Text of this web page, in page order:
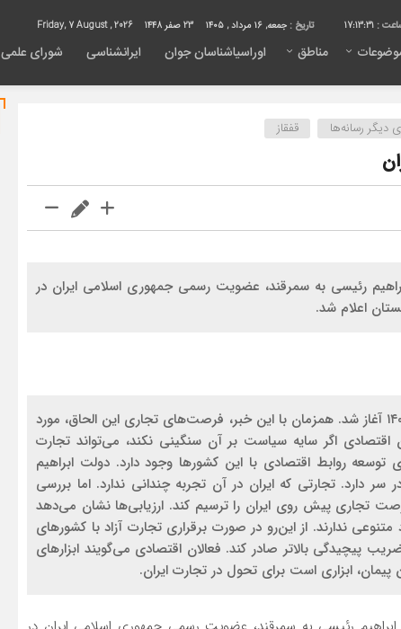
17:13:32 تاریخ : جمعه, ۱۶ مرداد , ۱۴۰۵ 23 صفر 1448
مناطق اوراسیاشناسان جوان ایرانشناسی شورای علمی
دیگر رسانه‌ها قفقاز
سفر سید‌ابراهیم رئیسی به سمرقند، عضویت رسمی جمهوری اسلامی ایران در
اعلام شد.
روند عضویت کامل ایران در شانگهای از ۲۶شهریور۱۴۰۰ آغاز شد. همزمان با این خبر، فرصت‌های تجاری این الحاق، مورد
اگر سایه سیاست بر آن سنگینی نکند، می‌تواند تجارت
توسعه روابط اقتصادی با این کشورها وجود دارد. دولت ابراهیم
سر دارد. تجارتی که ایران در آن تجربه چندانی ندارد. اما بررسی
تجاری پیش روی ایران را ترسیم کند. ارزیابی‌ها نشان می‌دهد
ندارند. از این‌رو در صورت برقراری تجارت آزاد با کشورهای
پیچیدگی بالاتر صادر کند. فعالان اقتصادی می‌گویند ابزارهای
ابزاری است برای تحول در تجارت ایران.